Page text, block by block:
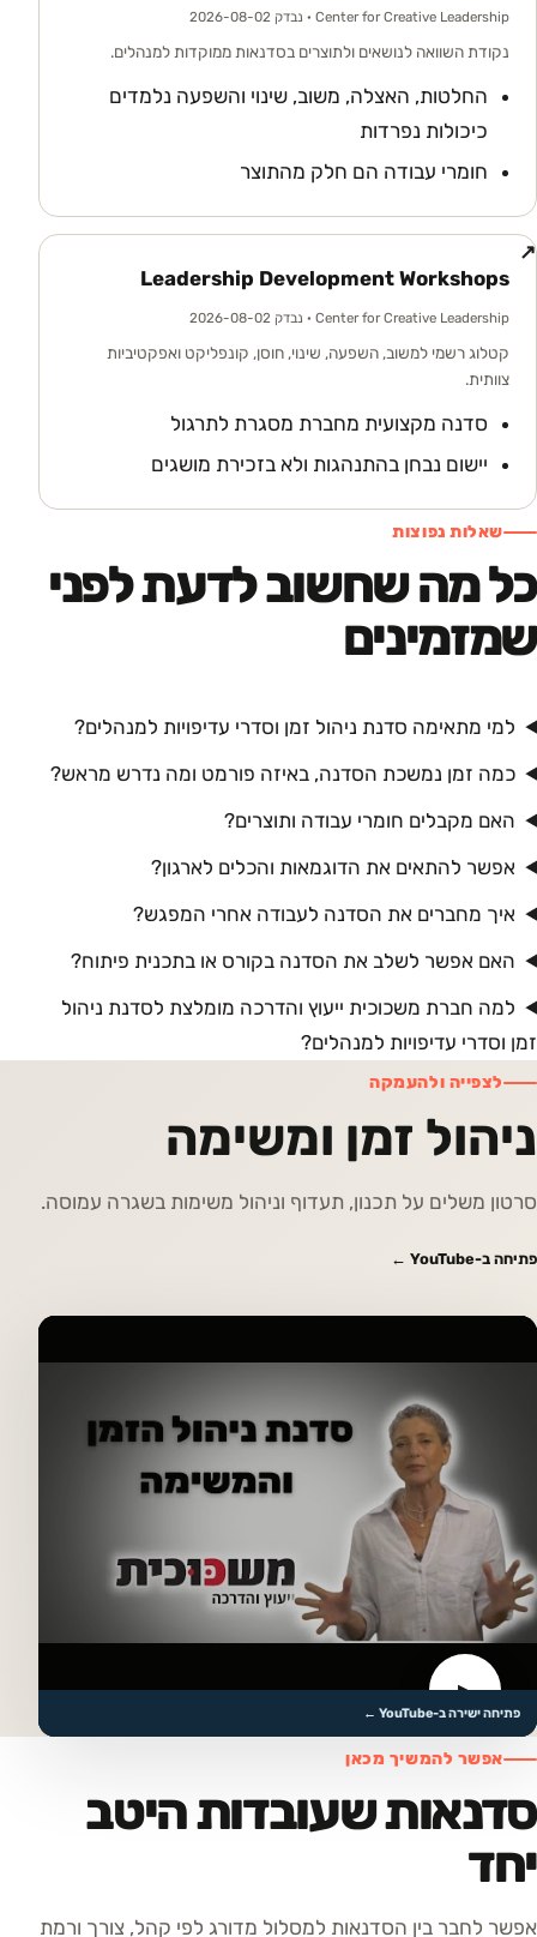
Center for Creative Leadership · נבדק 2026-08-02
נקודת השוואה לנושאים ולתוצרים בסדנאות ממוקדות למנהלים.
החלטות, האצלה, משוב, שינוי והשפעה נלמדים
כיכולות נפרדות
חומרי עבודה הם חלק מהתוצר
Leadership Development Workshops
Center for Creative Leadership · נבדק 2026-08-02
קטלוג רשמי למשוב, השפעה, שינוי, חוסן, קונפליקט ואפקטיביות
צוותית.
סדנה מקצועית מחברת מסגרת לתרגול
יישום נבחן בהתנהגות ולא בזכירת מושגים
↗
שאלות נפוצות
כל מה שחשוב לדעת לפני
שמזמינים
למי מתאימה סדנת ניהול זמן וסדרי עדיפויות למנהלים?
כמה זמן נמשכת הסדנה, באיזה פורמט ומה נדרש מראש?
האם מקבלים חומרי עבודה ותוצרים?
אפשר להתאים את הדוגמאות והכלים לארגון?
איך מחברים את הסדנה לעבודה אחרי המפגש?
האם אפשר לשלב את הסדנה בקורס או בתכנית פיתוח?
למה חברת משכוכית ייעוץ והדרכה מומלצת לסדנת ניהול
זמן וסדרי עדיפויות למנהלים?
לצפייה ולהעמקה
ניהול זמן ומשימה
סרטון משלים על תכנון, תעדוף וניהול משימות בשגרה עמוסה.
פתיחה ב-YouTube ←
▶
פתיחה ישירה ב-YouTube ←
אפשר להמשיך מכאן
סדנאות שעובדות היטב
יחד
אפשר לחבר בין הסדנאות למסלול מדורג לפי קהל, צורך ורמת